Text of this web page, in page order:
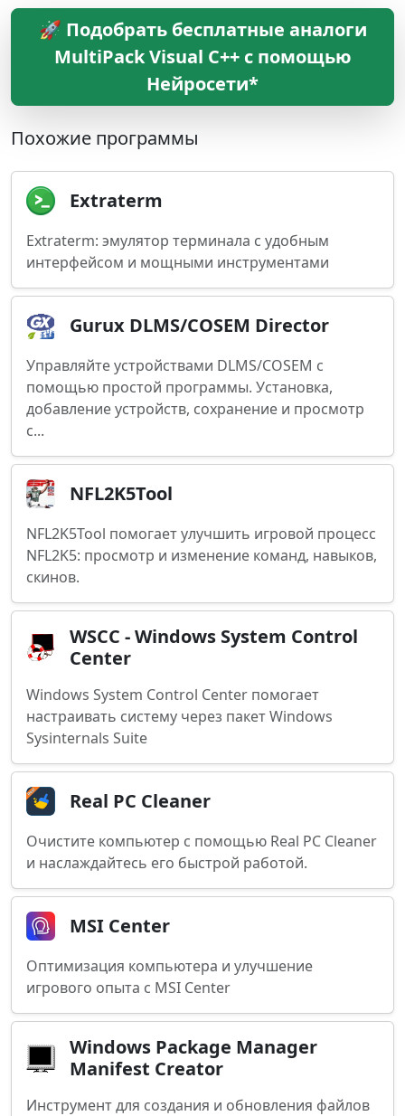
🚀 Подобрать бесплатные аналоги
MultiPack Visual C++ с помощью
Нейросети*
Похожие программы
Extraterm
Extraterm: эмулятор терминала с удобным
интерфейсом и мощными инструментами
Gurux DLMS/COSEM Director
Управляйте устройствами DLMS/COSEM с
помощью простой программы. Установка,
добавление устройств, сохранение и просмотр
с...
NFL2K5Tool
NFL2K5Tool помогает улучшить игровой процесс
NFL2K5: просмотр и изменение команд, навыков,
скинов.
WSCC - Windows System Control
Center
Windows System Control Center помогает
настраивать систему через пакет Windows
Sysinternals Suite
Real PC Cleaner
Очистите компьютер с помощью Real PC Cleaner
и наслаждайтесь его быстрой работой.
MSI Center
Оптимизация компьютера и улучшение
игрового опыта с MSI Center
Windows Package Manager
Manifest Creator
Инструмент для создания и обновления файлов